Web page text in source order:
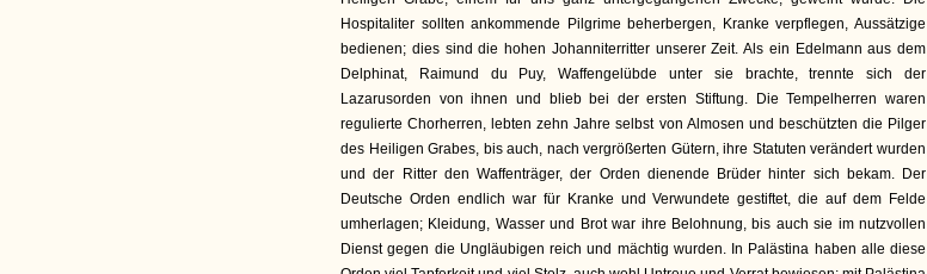
Hospitaliter sollten ankommende Pilgrime beherbergen, Kranke verpflegen, Aussätzige
bedienen; dies sind die hohen Johanniterritter unserer Zeit. Als ein Edelmann aus dem
Delphinat, Raimund du Puy, Waffengelübde unter sie brachte, trennte sich der
Lazarusorden von ihnen und blieb bei der ersten Stiftung. Die Tempelherren waren
regulierte Chorherren, lebten zehn Jahre selbst von Almosen und beschützten die Pilger
des Heiligen Grabes, bis auch, nach vergrößerten Gütern, ihre Statuten verändert wurden
und der Ritter den Waffenträger, der Orden dienende Brüder hinter sich bekam. Der
Deutsche Orden endlich war für Kranke und Verwundete gestiftet, die auf dem Felde
umherlagen; Kleidung, Wasser und Brot war ihre Belohnung, bis auch sie im nutzvollen
Dienst gegen die Ungläubigen reich und mächtig wurden. In Palästina haben alle diese